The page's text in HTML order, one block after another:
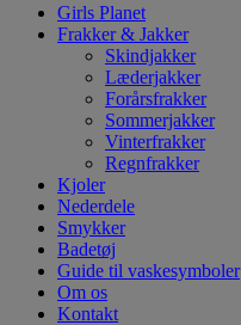
Girls Planet
Frakker & Jakker
Skindjakker
Læderjakker
Forårsfrakker
Sommerjakker
Vinterfrakker
Regnfrakker
Kjoler
Nederdele
Smykker
Badetøj
Guide til vaskesymboler
Om os
Kontakt